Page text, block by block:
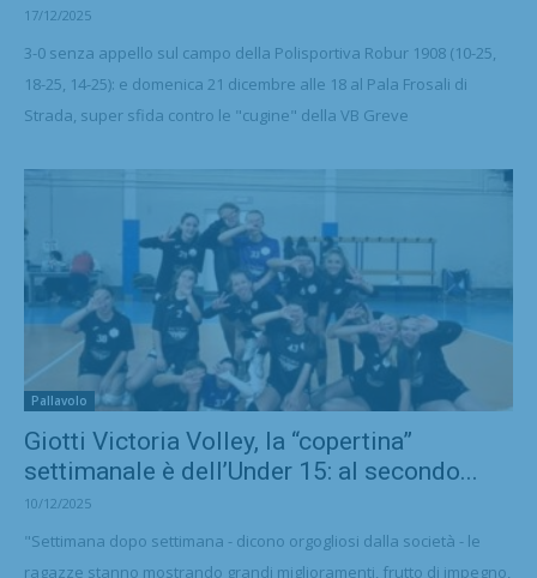
17/12/2025
3-0 senza appello sul campo della Polisportiva Robur 1908 (10-25,
18-25, 14-25): e domenica 21 dicembre alle 18 al Pala Frosali di
Strada, super sfida contro le "cugine" della VB Greve
Pallavolo
Giotti Victoria Volley, la “copertina”
settimanale è dell’Under 15: al secondo...
10/12/2025
"Settimana dopo settimana - dicono orgogliosi dalla società - le
ragazze stanno mostrando grandi miglioramenti, frutto di impegno,